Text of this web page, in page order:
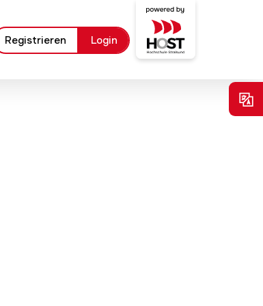
Registrieren Login